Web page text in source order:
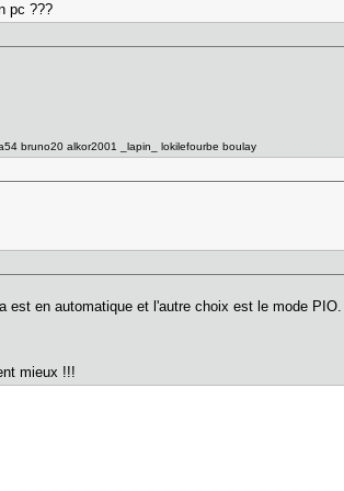
pc ???
bruno20 alkor2001 _lapin_ lokilefourbe boulay
est en automatique et l'autre choix est le mode PIO.
mieux !!!